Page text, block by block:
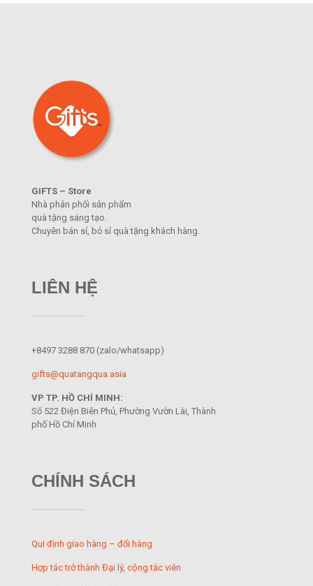
GIFTS – Store
Nhà phân phối sản phẩm
quà tặng sáng tạo.
Chuyên bán sỉ, bỏ sỉ quà tặng khách hàng.
LIÊN HỆ
+8497 3288 870 (zalo/whatsapp)
gifts@quatangqua.asia
VP TP. HỒ CHÍ MINH:
Số 522 Điện Biên Phủ, Phường Vườn Lài, Thành
phố Hồ Chí Minh
CHÍNH SÁCH
Qui định giao hàng – đổi hàng
Hợp tác trở thành Đại lý, cộng tác viên